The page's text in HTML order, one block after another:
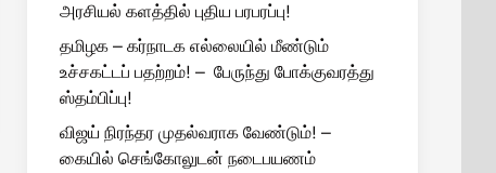
அரசியல் களத்தில் புதிய பரபரப்பு!
தமிழக – கர்நாடக எல்லையில் மீண்டும்
உச்சகட்டப் பதற்றம்! – பேருந்து போக்குவரத்து
ஸ்தம்பிப்பு!
விஜய் நிரந்தர முதல்வராக வேண்டும்! –
கையில் செங்கோலுடன் நடைபயணம்